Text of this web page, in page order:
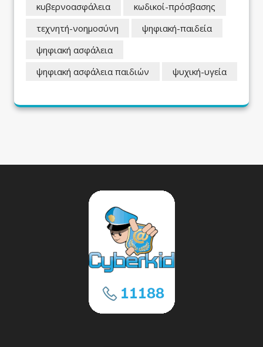
κυβερνοασφάλεια
κωδικοί-πρόσβασης
τεχνητή-νοημοσύνη
ψηφιακή-παιδεία
ψηφιακή ασφάλεια
ψηφιακή ασφάλεια παιδιών
ψυχική-υγεία